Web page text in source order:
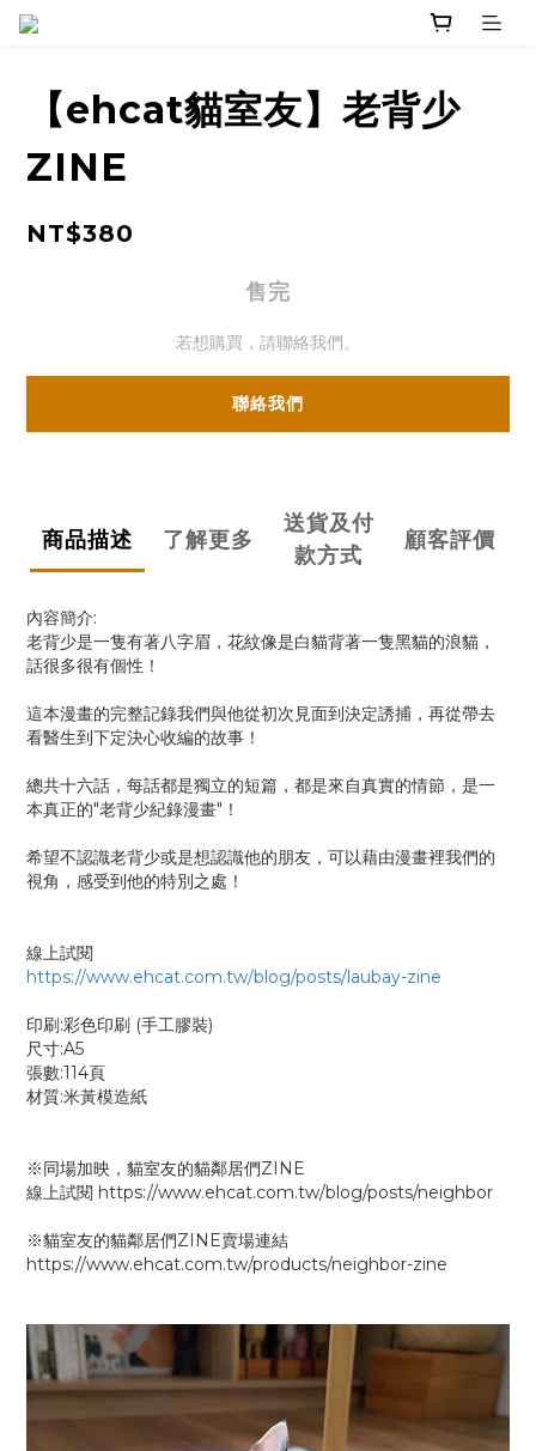
【ehcat貓室友】老背少
ZINE
NT$380
售完
若想購買，請聯絡我們。
聯絡我們
商品描述 了解更多
送貨及付
款方式
顧客評價
內容簡介:
老背少是一隻有著八字眉，花紋像是白貓背著一隻黑貓的浪貓，
話很多很有個性！
這本漫畫的完整記錄我們與他從初次見面到決定誘捕，再從帶去
看醫生到下定決心收編的故事 ！
總共十六話，每話都是獨立的短篇，都是來自真實的情節， 是一
本真正的"老背少紀錄漫畫"！
希望不認識老背少或是想認識他的朋友，可以藉由漫畫裡我們的
視角， 感受到他的特別之處！
線上試閱
https://www.ehcat.com.tw/blog/posts/laubay-zine
印刷:彩色印刷 (手工膠裝)
尺寸:A5
張數:114頁
材質:米黃模造紙
※同場加映，貓室友的貓鄰居們ZINE
線上試閱 https://www.ehcat.com.tw/blog/posts/neighbor
※貓室友的貓鄰居們ZINE賣場連結
https://www.ehcat.com.tw/products/neighbor-zine